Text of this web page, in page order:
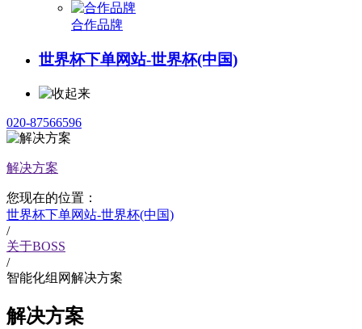
合作品牌
世界杯下单网站-世界杯(中国)
020-87566596
解决方案
您现在的位置：
世界杯下单网站-世界杯(中国)
/
关于BOSS
/
智能化组网解决方案
解决方案